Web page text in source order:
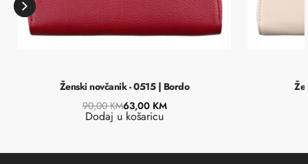
Ženski novčanik - 0515 | Bordo
90,00KM63,00 KM
Dodaj u košaricu